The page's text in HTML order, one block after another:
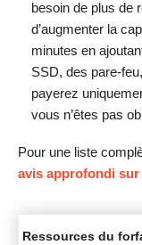
besoin de plus de
d’augmenter la
minutes en
SSD, des pare-
payerez
vous n’êtes pas
Pour une liste
avis approfondi sur
Ressources du